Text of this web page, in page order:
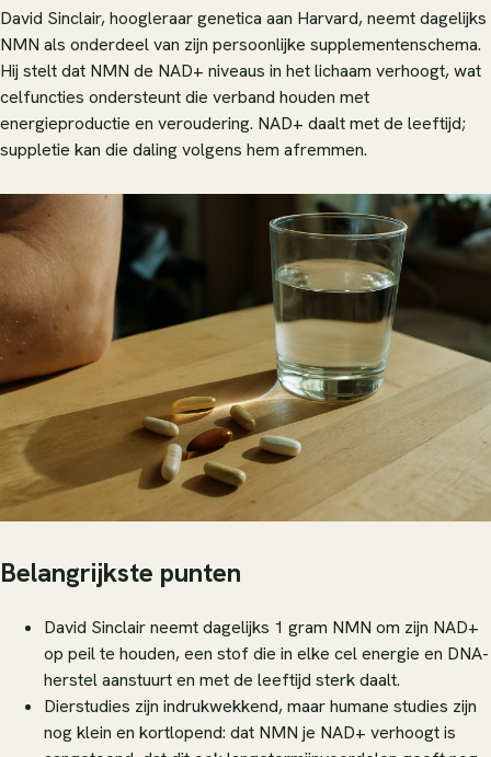
David Sinclair, hoogleraar genetica aan Harvard, neemt dagelijks
NMN als onderdeel van zijn persoonlijke supplementenschema.
Hij stelt dat NMN de NAD+ niveaus in het lichaam verhoogt, wat
celfuncties ondersteunt die verband houden met
energieproductie en veroudering. NAD+ daalt met de leeftijd;
suppletie kan die daling volgens hem afremmen.
Belangrijkste punten
David Sinclair neemt dagelijks 1 gram NMN om zijn NAD+
op peil te houden, een stof die in elke cel energie en DNA-
herstel aanstuurt en met de leeftijd sterk daalt.
Dierstudies zijn indrukwekkend, maar humane studies zijn
nog klein en kortlopend: dat NMN je NAD+ verhoogt is